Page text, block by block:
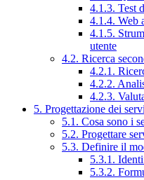
4.1.3. Test
4.1.4. Web
4.1.5.
utente
4.2. Ricerca
4.2.1.
4.2.2.
4.2.3.
5. Progettazione dei
5.1. Cosa sono i
5.2. Progettare
5.3. Definire il
5.3.1.
5.3.2.